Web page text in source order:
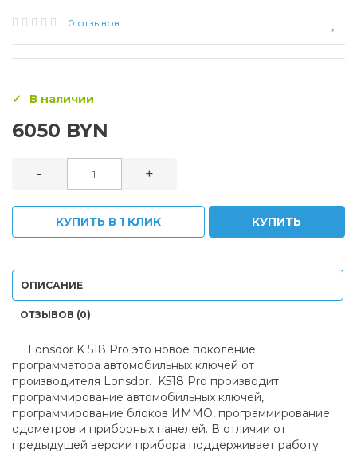
0 отзывов
В наличии
6050 BYN
- +
КУПИТЬ В 1 КЛИК КУПИТЬ
ОПИСАНИЕ
ОТЗЫВОВ (0)
Lonsdor K 518 Pro это новое поколение
программатора автомобильных ключей от
производителя Lonsdor. K518 Pro производит
программирование автомобильных ключей,
программирование блоков ИММО, программирование
одометров и приборных панелей. В отличии от
предыдущей версии прибора поддерживает работу